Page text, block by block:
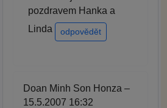
pozdravem Hanka a
Linda
odpovědět
Doan Minh Son Honza –
15.5.2007 16:32